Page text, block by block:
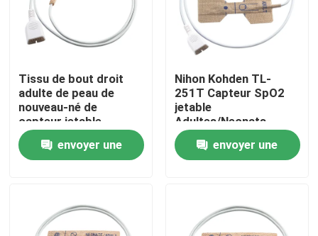
Maison
Au sujet de nous
Tissu de bout droit
adulte de peau de
nouveau-né de
capteur jetable
d'oxymètre de Nihon
Kohden TL-253T
envoyer une
Nihon Kohden TL-
251T Capteur SpO2
jetable
Adultes/Neonats
Tissu non tissé SpO2
jetable envoyer une